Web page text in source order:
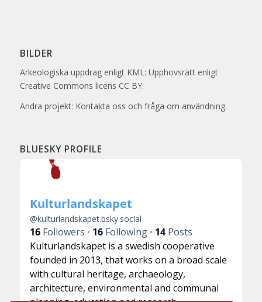
BILDER
Arkeologiska uppdrag enligt KML: Upphovsrätt enligt
Creative Commons licens CC BY.
Andra projekt: Kontakta oss och fråga om användning.
BLUESKY PROFILE
Kulturlandskapet
@kulturlandskapet.bsky.social
16Followers 16Following 14Posts
Kulturlandskapet is a swedish cooperative
founded in 2013, that works on a broad scale
with cultural heritage, archaeology,
architecture, environmental and communal